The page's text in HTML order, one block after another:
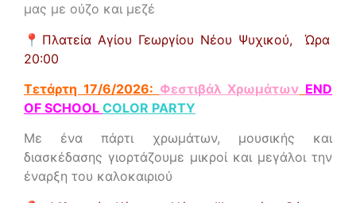
μας με ούζο και μεζέ
📍 Πλατεία Αγίου Γεωργίου Νέου Ψυχικού,Ώρα
20:00
Τετάρτη 17/6/2026: Φεστιβάλ Χρωμάτων END
OF SCHOOL COLOR PARTY
Με ένα πάρτι χρωμάτων, μουσικής και
διασκέδασης γιορτάζουμε μικροί και μεγάλοι την
έναρξη του καλοκαιριού